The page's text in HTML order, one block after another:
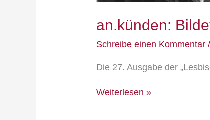
an.künden:
Schreibe einen Kommentar
Die 27. Ausgabe der
Weiterlesen »